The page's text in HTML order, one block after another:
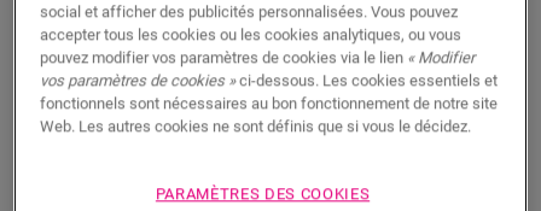
Ce revêtement d’escalier durable en vinyle pour les lames
Alpha Vinyl de taille moyenne finit proprement vos nez de
marches d'escaliers. Il est fabriqué à partir de lames de
plancher, de sorte que la couleur de vos escaliers s’accorde
parfaitement avec votre sol. Vous pouvez facilement le coller
social et afficher des publicités personnalisées. Vous pouvez
accepter tous les cookies ou les cookies analytiques, ou vous
pouvez modifier vos paramètres de cookies via le lien « Modifier
vos paramètres de cookies »ci-dessous. Les cookies essentiels et
fonctionnels sont nécessaires au bon fonctionnement de notre site
Web. Les autres cookies ne sont définis que si vous le décidez.
PARAMÈTRES DES COOKIES